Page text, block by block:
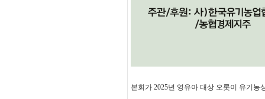
본회가 2025년 영유아 대상 오롯이 유기농